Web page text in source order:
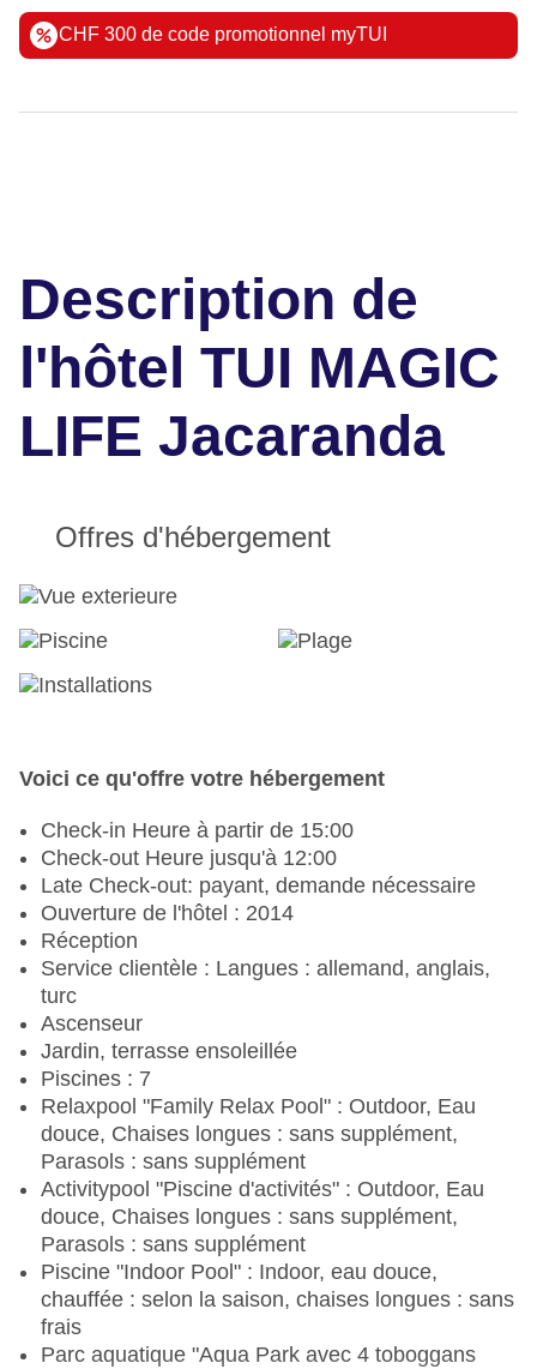
CHF 300 de code promotionnel myTUI
Description de
l'hôtel TUI MAGIC
LIFE Jacaranda
Offres d'hébergement
Voici ce qu'offre votre hébergement
Check-in Heure à partir de 15:00
Check-out Heure jusqu'à 12:00
Late Check-out: payant, demande nécessaire
Ouverture de l'hôtel : 2014
Réception
Service clientèle : Langues : allemand, anglais,
turc
Ascenseur
Jardin, terrasse ensoleillée
Piscines : 7
Relaxpool "Family Relax Pool" : Outdoor, Eau
douce, Chaises longues : sans supplément,
Parasols : sans supplément
Activitypool "Piscine d'activités" : Outdoor, Eau
douce, Chaises longues : sans supplément,
Parasols : sans supplément
Piscine "Indoor Pool" : Indoor, eau douce,
chauffée : selon la saison, chaises longues : sans
frais
Parc aquatique "Aqua Park avec 4 toboggans